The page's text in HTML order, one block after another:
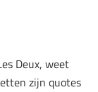
Deux, weet
zijn quotes